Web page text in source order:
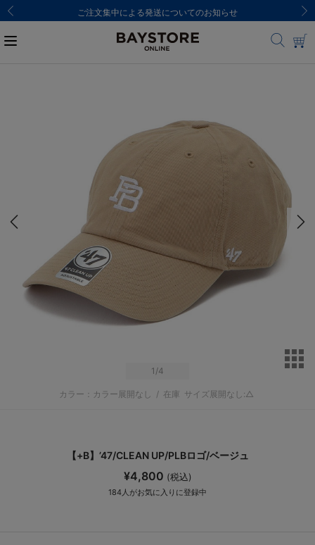
ご注文集中による発送についてのお知らせ
1 /4
カラー：カラー展開なし / 在庫 サイズ展開なし:△
【+B】’47/CLEAN UP/PLBロゴ/ベージュ
¥4,800 (税込)
184 人がお気に入りに登録中